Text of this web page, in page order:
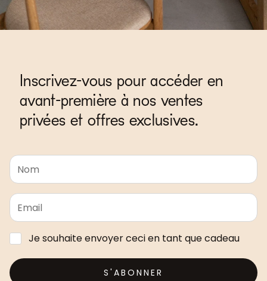
Inscrivez-vous pour accéder en
avant-première à nos ventes
privées et offres exclusives.
Je souhaite envoyer ceci en tant que cadeau
S'ABONNER